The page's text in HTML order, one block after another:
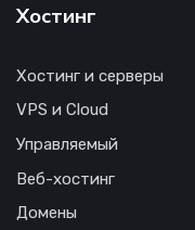
Хостинг
Хостинг и серверы
VPS и Cloud
Управляемый
Веб-хостинг
Домены